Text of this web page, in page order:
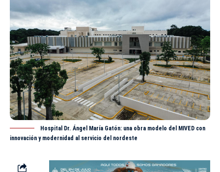
Hospital Dr. Ángel María Gatón: una obra modelo del MIVED con
innovación y modernidad al servicio del nordeste